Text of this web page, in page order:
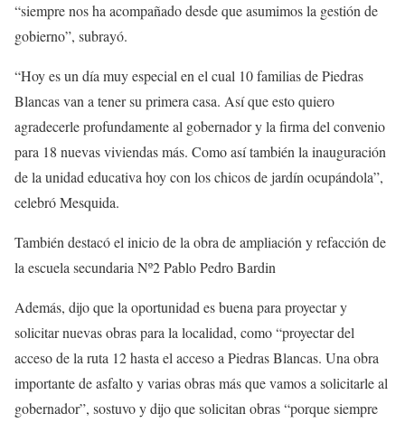
“siempre nos ha acompañado desde que asumimos la gestión de
gobierno”, subrayó.
“Hoy es un día muy especial en el cual 10 familias de Piedras
Blancas van a tener su primera casa. Así que esto quiero
agradecerle profundamente al gobernador y la firma del convenio
para 18 nuevas viviendas más. Como así también la inauguración
de la unidad educativa hoy con los chicos de jardín ocupándola”,
celebró Mesquida.
También destacó el inicio de la obra de ampliación y refacción de
la escuela secundaria Nº2 Pablo Pedro Bardin
Además, dijo que la oportunidad es buena para proyectar y
solicitar nuevas obras para la localidad, como “proyectar del
acceso de la ruta 12 hasta el acceso a Piedras Blancas. Una obra
importante de asfalto y varias obras más que vamos a solicitarle al
gobernador”, sostuvo y dijo que solicitan obras “porque siempre